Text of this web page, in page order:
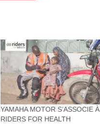
YAMAHA MOTOR S’ASSOCIE À
RIDERS FOR HEALTH